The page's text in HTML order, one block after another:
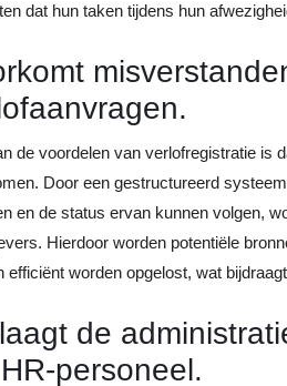
dat hun taken tijdens hun
de voordelen van verlofregistratie is
Door een gestructureerd
en de status ervan kunnen volgen,
Hierdoor worden potentiële
efficiënt worden opgelost, wat
de
personeel.